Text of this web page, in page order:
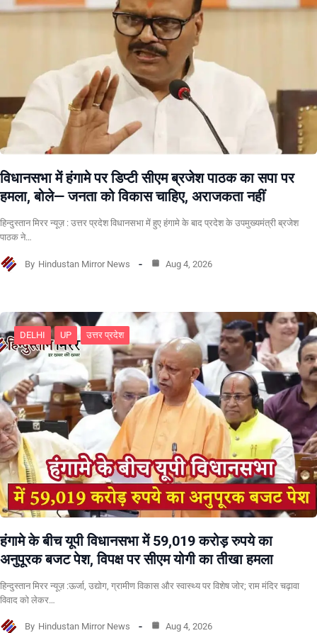
विधानसभा में हंगामे पर डिप्टी सीएम ब्रजेश पाठक का सपा पर
हमला, बोले— जनता को विकास चाहिए, अराजकता नहीं
हिन्दुस्तान मिरर न्यूज़ : उत्तर प्रदेश विधानसभा में हुए हंगामे के बाद प्रदेश के उपमुख्यमंत्री ब्रजेश
पाठक ने…
By Hindustan Mirror News Aug 4, 2026
DELHI UP उत्तर प्रदेश
हंगामे के बीच यूपी विधानसभा में 59,019 करोड़ रुपये का
अनुपूरक बजट पेश, विपक्ष पर सीएम योगी का तीखा हमला
हिन्दुस्तान मिरर न्यूज़ :ऊर्जा, उद्योग, ग्रामीण विकास और स्वास्थ्य पर विशेष जोर; राम मंदिर चढ़ावा
विवाद को लेकर…
By Hindustan Mirror News Aug 4, 2026